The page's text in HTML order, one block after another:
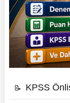
📝 KPSS